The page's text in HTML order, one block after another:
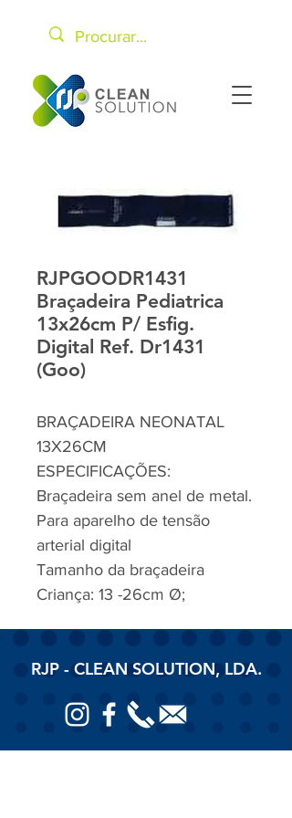
RJPGOODR1431
Braçadeira Pediatrica
13x26cm P/ Esfig.
Digital Ref. Dr1431
(Goo)
BRAÇADEIRA NEONATAL
13X26CM
ESPECIFICAÇÕES:
Braçadeira sem anel de metal.
Para aparelho de tensão
arterial digital
Tamanho da braçadeira
Criança: 13 -26cm Ø;
RJP - CLEAN SOLUTION, LDA.